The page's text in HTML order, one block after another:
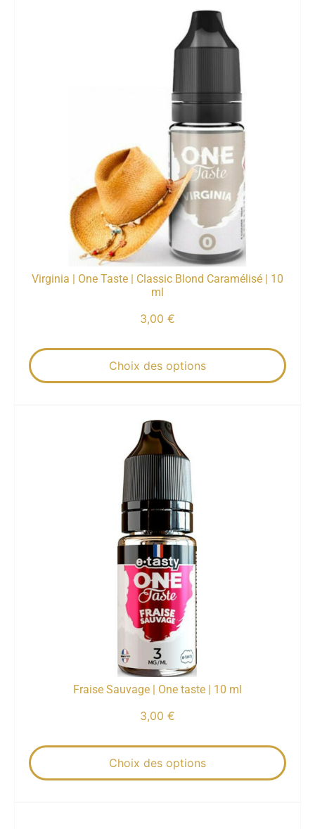
Virginia | One Taste | Classic Blond Caramélisé | 10
ml
3,00 €
Choix des options
Fraise Sauvage | One taste | 10 ml
3,00 €
Choix des options